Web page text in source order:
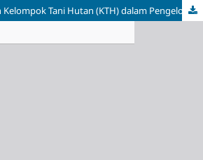
Peran Kelembagaan Kelompok Tani Hutan (KTH) dalam Pengelolaan Hutan Kemasyarakatan (Studi Kasus Hutan Nanga-Nanga Kelurahan Baruga Kecamatan Baruga Kota Kendari Provinsi Sulawesi Tenggara)